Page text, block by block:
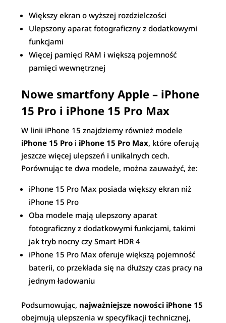
Większy ekran o wyższej rozdzielczości
Ulepszony aparat fotograficzny z dodatkowymi
funkcjami
Więcej pamięci RAM i większą pojemność
pamięci wewnętrznej
Nowe smartfony Apple – iPhone
15 Pro i iPhone 15 Pro Max
W linii iPhone 15 znajdziemy również modele
iPhone 15 Pro i iPhone 15 Pro Max, które oferują
jeszcze więcej ulepszeń i unikalnych cech.
Porównując te dwa modele, można zauważyć, że:
iPhone 15 Pro Max posiada większy ekran niż
iPhone 15 Pro
Oba modele mają ulepszony aparat
fotograficzny z dodatkowymi funkcjami, takimi
jak tryb nocny czy Smart HDR 4
iPhone 15 Pro Max oferuje większą pojemność
baterii, co przekłada się na dłuższy czas pracy na
jednym ładowaniu
Podsumowując, najważniejsze nowości iPhone 15
obejmują ulepszenia w specyfikacji technicznej,